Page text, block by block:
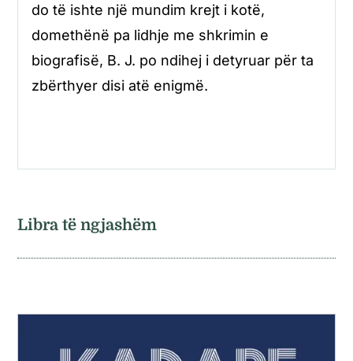
do të ishte një mundim krejt i kotë,
domethënë pa lidhje me shkrimin e
biografisë, B. J. po ndihej i detyruar për ta
zbërthyer disi atë enigmë.
Libra të ngjashëm